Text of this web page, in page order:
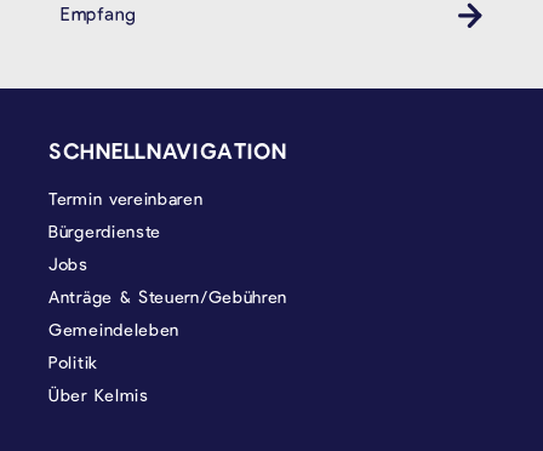
Empfang
SCHNELLNAVIGATION
Termin vereinbaren
Bürgerdienste
Jobs
Anträge & Steuern/Gebühren
Gemeindeleben
Politik
Über Kelmis